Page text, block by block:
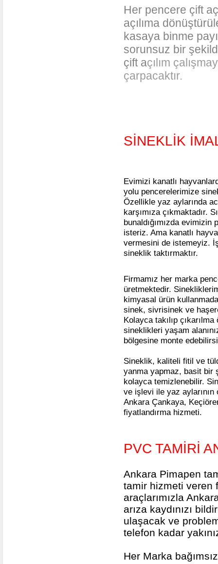
Her pencere çift
açılıma
kasaya binme
sorunsuz bir
çift açılım
çarpacaktır.
SİNEKLİK
Evimizi kanatlı
yolu pencerelerimize
Özellikle yaz aylarında
karşımıza çıkmaktadır.
bunaldığımızda
isteriz. Ama kanatlı
vermesini de istemeyiz.
sineklik taktırmaktır.
Firmamız her marka
üretmektedir.
kimyasal ürün
sinek, sivrisinek ve
Kolayca takılıp
sineklikleri yaşam
bölgesine monte
Sineklik, kaliteli fitil ve
yanma yapmaz, basit bir
kolayca temizlenebilir.
ve işlevi ile yaz aylarının
Ankara Çankaya,
fiyatlandırma hizmeti.
PVC TAMİRİ
Ankara Pimapen
tamir hizmeti veren
araçlarımızla
arıza kaydınızı
ulaşacak ve
telefon kadar
Her Marka